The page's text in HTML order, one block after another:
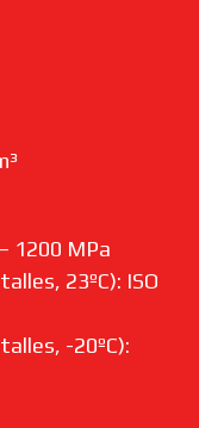
1200 MPa
23ºC): ISO
-20ºC):